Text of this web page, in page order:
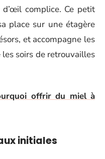
complice. Ce petit
place sur une étagère
et accompagne les
soirs de retrouvailles
offrir du miel à
initiales